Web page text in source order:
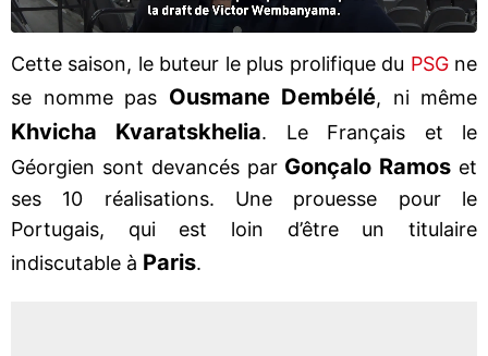
Cette saison, le buteur le plus prolifique du PSG ne
se nomme pas Ousmane Dembélé, ni même
Khvicha Kvaratskhelia. Le Français et le
Géorgien sont devancés par Gonçalo Ramos et
ses 10 réalisations. Une prouesse pour le
Portugais, qui est loin d’être un titulaire
indiscutable à Paris.